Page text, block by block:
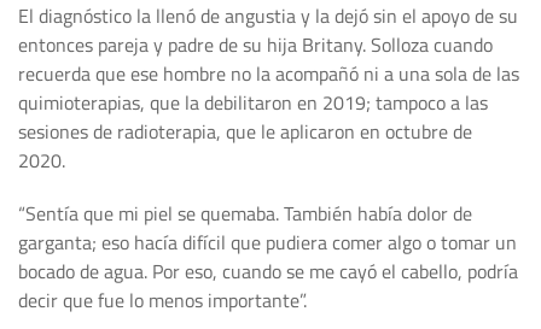
El diagnóstico la llenó de angustia y la dejó sin el apoyo de su
entonces pareja y padre de su hija Britany. Solloza cuando
recuerda que ese hombre no la acompañó ni a una sola de las
quimioterapias, que la debilitaron en 2019; tampoco a las
sesiones de radioterapia, que le aplicaron en octubre de
2020.
“Sentía que mi piel se quemaba. También había dolor de
garganta; eso hacía difícil que pudiera comer algo o tomar un
bocado de agua. Por eso, cuando se me cayó el cabello, podría
decir que fue lo menos importante”.